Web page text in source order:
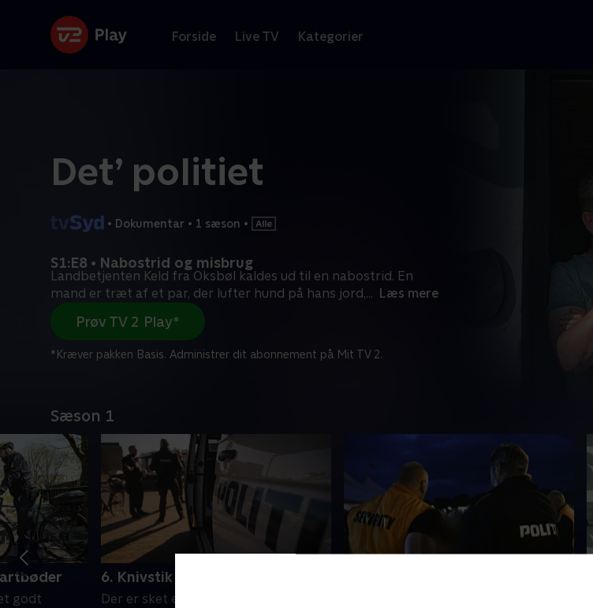
Forside Live TV Kategorier
Det’ politiet
• Dokumentar • 1 sæson •
S1:E8 • Nabostrid og misbrug
Landbetjenten Keld fra Oksbøl kaldes ud til en nabostrid. En
mand er træt af et par, der lufter hund på hans jord,... Læs mere
Prøv TV 2 Play*
*Kræver pakken Basis. Administrer dit abonnement på Mit TV 2.
Sæson 1
godt
6. Knivstik på åben gade
Der er sket et voldsomt knivoverfald i